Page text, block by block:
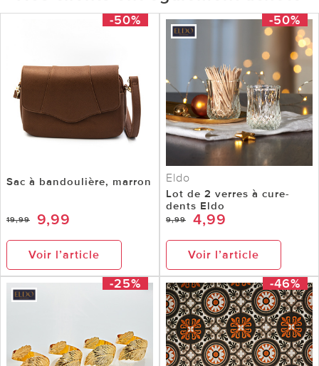
-50%
Sac à bandoulière, marron
19,99 9,99
Voir l’article
-50%
Eldo
Lot de 2 verres à cure-
dents Eldo
9,99 4,99
Voir l’article
-25% -46%